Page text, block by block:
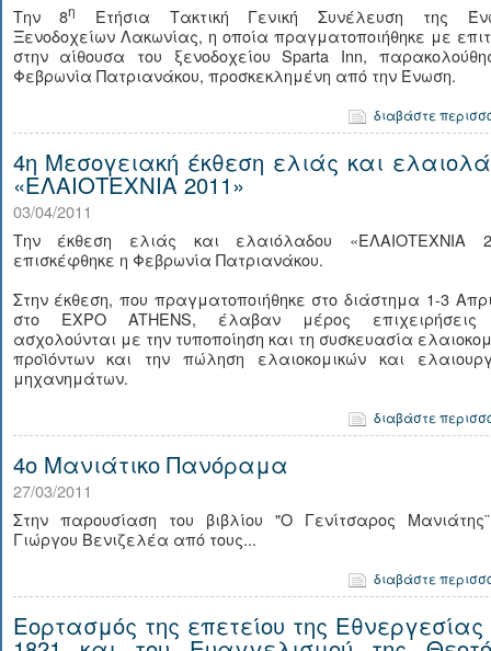
Την 8η
Ετήσια Τακτική Γενική Συνέλευση της
Ξενοδοχείων Λακωνίας, η οποία πραγματοποιήθηκε με
στην αίθουσα του ξενοδοχείου Sparta Inn,
Φεβρωνία Πατριανάκου, προσκεκλημένη από την Ένωση.
διαβάστε
4η Μεσογειακή έκθεση ελιάς και
«ΕΛΑΙΟΤΕΧΝΙΑ 2011»
03/04/2011
Την έκθεση ελιάς και ελαιόλαδου «ΕΛΑΙΟΤΕΧΝΙΑ
επισκέφθηκε η Φεβρωνία Πατριανάκου.
Στην έκθεση, που πραγματοποιήθηκε στο διάστημα 1-3
στο EXPO ATHENS, έλαβαν μέρος
ασχολούνται με την τυποποίηση και τη συσκευασία
προϊόντων και την πώληση ελαιοκομικών και
μηχανημάτων.
διαβάστε
4ο Μανιάτικο Πανόραμα
27/03/2011
Στην παρουσίαση του βιβλίου "Ο Γενίτσαρος
Γιώργου Βενιζελέα από τους...
διαβάστε
Εορτασμός της επετείου της Εθνεργεσίας